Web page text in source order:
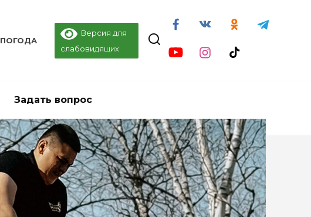
ПОГОДА
Версия для
слабовидящих
Задать вопрос